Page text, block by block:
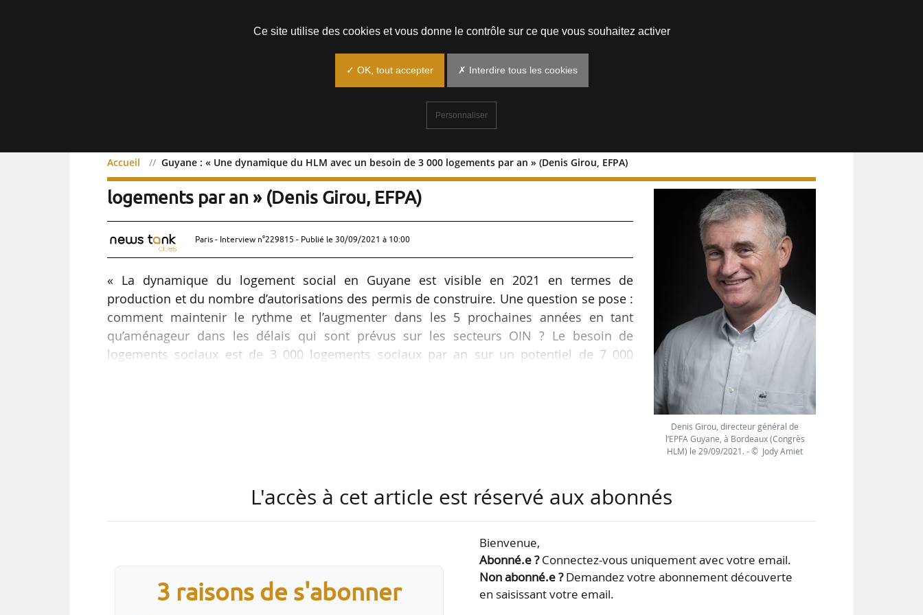
Accueil Guyane : « Une dynamique du HLM avec un besoin de 3 000 logements par an » (Denis Girou, EFPA)
Guyane : « Une dynamique du HLM avec un besoin de 3 000
logements par an » (Denis Girou, EFPA)
Paris - Interview n°229815 - Publié le 30/09/2021 à 10:00
« La dynamique du logement social en Guyane est visible en 2021 en termes de
production et du nombre d’autorisations des permis de construire. Une question se pose :
comment maintenir le rythme et l’augmenter dans les 5 prochaines années en tant
qu’aménageur dans les délais qui sont prévus sur les secteurs OIN ? Le besoin de
logements sociaux est de 3 000 logements sociaux par an sur un potentiel de 7 000
Denis Girou, directeur général de
l’EPFA Guyane, à Bordeaux (Congrès
HLM) le 29/09/2021. - © Jody Amiet
L'accès à cet article est réservé aux abonnés
3 raisons de s'abonner
Bienvenue,
Abonné.e ?Connectez-vous uniquement avec votre email.
Non abonné.e ?Demandez votre abonnement découverte
en saisissant votre email.
Ce site utilise des cookies et vous donne le contrôle sur ce que vous souhaitez activer
✓ OK, tout accepter ✗ Interdire tous les cookies
Personnaliser